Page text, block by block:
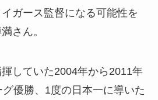
ガース監督になる可能性を
さん。
していた2004年から2011年
優勝、1度の日本一に導いた